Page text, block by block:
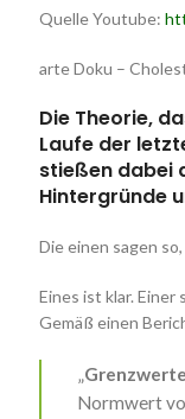
Quelle Youtube:
arte Doku –
Die Theorie,
Laufe der
stießen dabei
Hintergründe
Die einen sagen
Eines ist klar.
Gemäß einen
„Grenzwerte
Normwert